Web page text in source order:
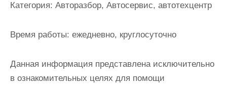
Категория: Авторазбор, Автосервис, автотехцентр
Время работы: ежедневно, круглосуточно
Данная информация представлена исключительно
в ознакомительных целях для помощи